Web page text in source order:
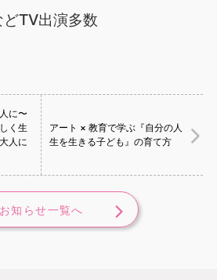
どTV出演多数
に〜
く生
人に
アート × 教育で学ぶ『自分の人
生を生きる子ども』の育て方
お知らせ一覧へ